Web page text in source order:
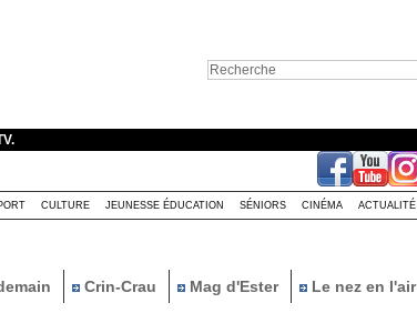
CULTURE JEUNESSE ÉDUCATION SÉNIORS CINÉMA ACTUALITÉ
Crin-Crau Mag d'Ester Le nez en l'air